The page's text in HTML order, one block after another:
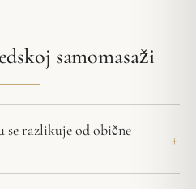
samomasaži
se razlikuje od obične